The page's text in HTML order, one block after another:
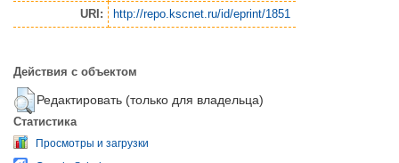
URI: http://repo.kscnet.ru/id/eprint/1851
Действия с объектом
Редактировать (только для владельца)
Статистика
Просмотры и загрузки